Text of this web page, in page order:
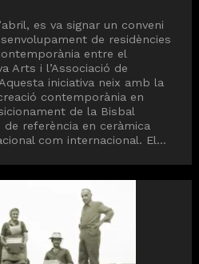
es va signar un conveni
de residències
entre el
Arts i l’Associació de
iniciativa neix amb la
contemporània en
de la Bisbal
referència en ceràmica
com internacional. El...